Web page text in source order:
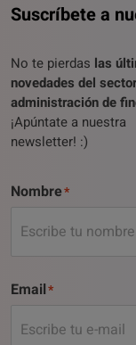
Suscríbete a
No te pierdas las
novedades del
administración de
¡Apúntate a nuestra
newsletter! :)
Nombre
Email